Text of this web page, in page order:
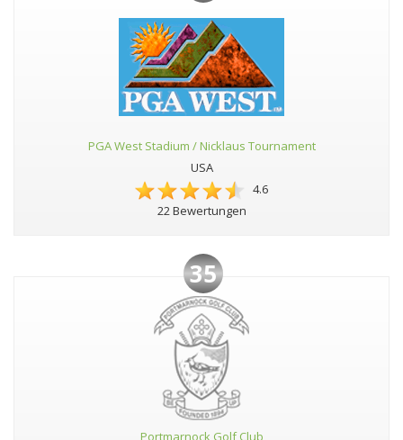
PGA West Stadium / Nicklaus Tournament
USA
4.6
22 Bewertungen
35
Portmarnock Golf Club